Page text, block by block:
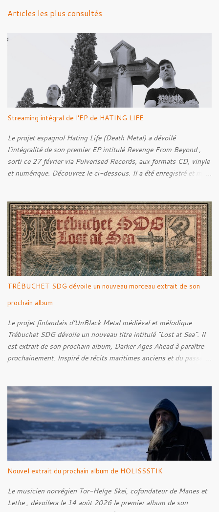
Articles les plus consultés
Streaming intégral de l'EP de HATING LIFE
Le projet espagnol Hating Life (Death Metal) a dévoilé
l'intégralité de son premier EP intitulé Revenge From Beyond ,
sorti ce 27 février via Pulverised Records, aux formats CD, vinyle
et numérique. Découvrez le ci-dessous. Il a été enregistré et mixé
Rebellion Against The Vile 05. Revenge From Beyond 06. The
Sense Of Fear
TRÉBUCHET SDG dévoile un nouveau morceau extrait de son
prochain album
Le projet finlandais d’UnBlack Metal médiéval et mélodique
Trébuchet SDG dévoile un nouveau titre intitulé "Lost at Sea". Il
est extrait de son prochain album, Darker Ages Ahead à paraître
prochainement. Inspiré de récits maritimes anciens et du passage
Derrière cette imagerie, le groupe développe un propos autour de
la persévérance et de l’espoir face aux épreuves, alors que le
personnage finit par retrouver la force de continuer malgré les
ténèbres qui l’entourent.
Nouvel extrait du prochain album de HOLISSSTIK
Le musicien norvégien Tor-Helge Skei, cofondateur de Manes et
Lethe , dévoilera le 14 août 2026 le premier album de son